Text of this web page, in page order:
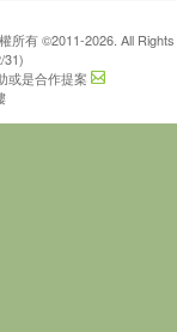
所有 ©2011-2026. All
31)
或是合作提案